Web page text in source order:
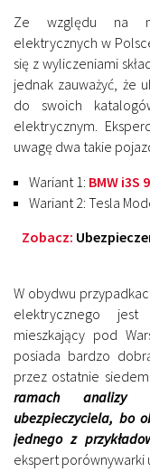
Ze względu na
elektrycznych w
się z wyliczeniami
jednak zauważyć, że
do swoich
elektrycznym.
uwagę dwa takie
Wariant 1: BMW i3S
Wariant 2: Tesla
Zobacz:
W obydwu
elektrycznego jest
mieszkający pod
posiada bardzo
przez ostatnie
ramach analizy
ubezpieczyciela, bo
jednego z
ekspert porównywarki